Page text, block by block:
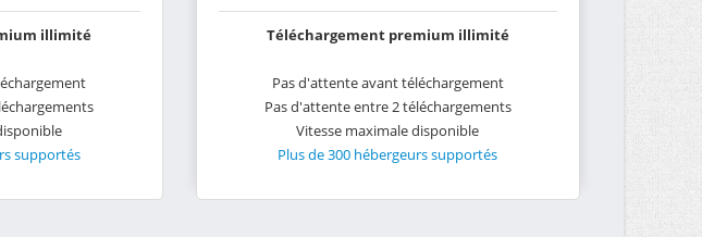
illimité
supportés
Téléchargement premium illimité
Pas d'attente avant téléchargement
Pas d'attente entre 2 téléchargements
Vitesse maximale disponible
Plus de 300 hébergeurs supportés